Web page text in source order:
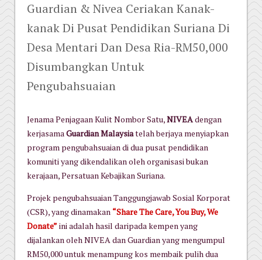
Guardian & Nivea Ceriakan Kanak-
kanak Di Pusat Pendidikan Suriana Di
Desa Mentari Dan Desa Ria-RM50,000
Disumbangkan Untuk
Pengubahsuaian
Jenama Penjagaan Kulit Nombor Satu,NIVEAdengan
kerjasamaGuardian Malaysiatelah berjaya menyiapkan
program pengubahsuaian di dua pusat pendidikan
komuniti yang dikendalikan oleh organisasi bukan
kerajaan, Persatuan Kebajikan Suriana.
Projek pengubahsuaian Tanggungjawab Sosial Korporat
(CSR), yang dinamakan “Share The Care, You Buy, We
Donate” ini adalah hasil daripada kempen yang
dijalankan oleh NIVEA dan Guardian yang mengumpul
RM50,000 untuk menampung kos membaik pulih dua